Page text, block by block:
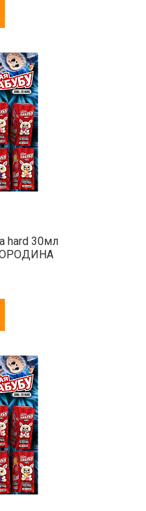
hard 30мл